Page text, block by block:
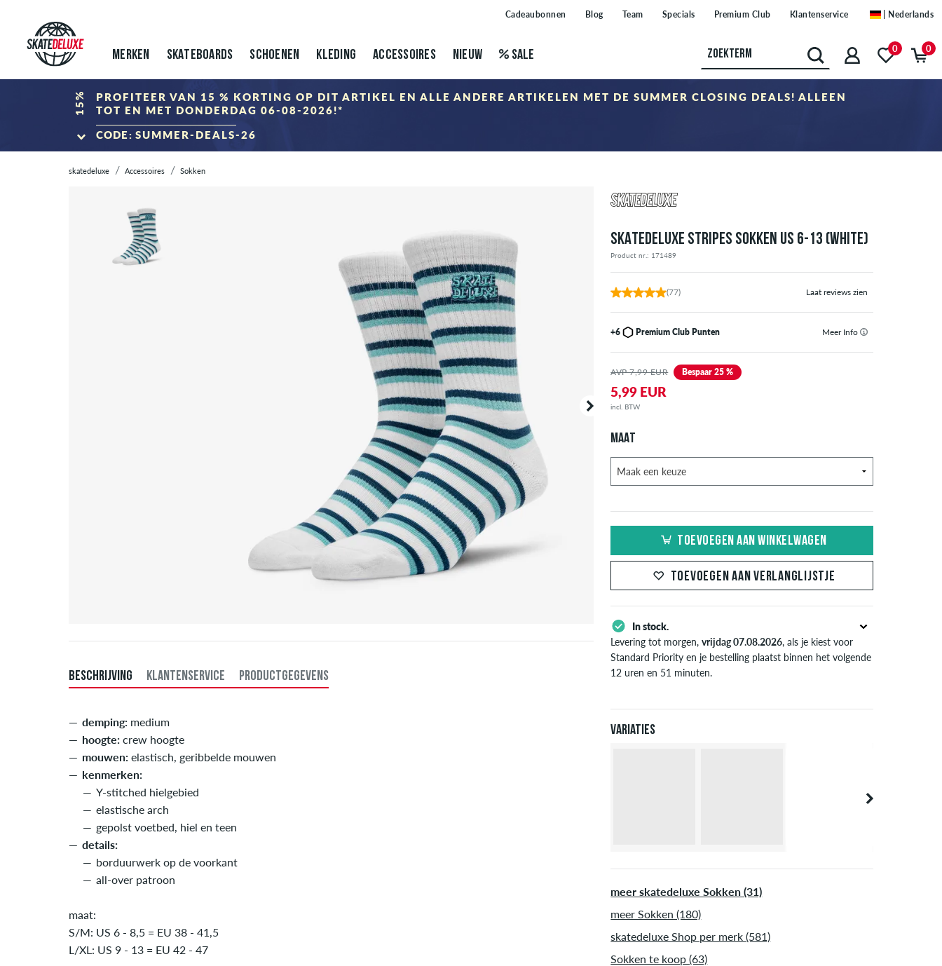
Cadeaubonnen Blog Team Specials Premium Club Klantenservice | Nederlands
MERKEN SKATEBOARDS SCHOENEN KLEDING ACCESSOIRES NIEUW SALE 0 0
15%
PROFITEER VAN 15 % KORTING OP DIT ARTIKEL EN ALLE ANDERE ARTIKELEN MET DE SUMMER CLOSING DEALS! ALLEEN
TOT EN MET DONDERDAG 06-08-2026!*
CODE: SUMMER-DEALS-26
skatedeluxe Accessoires Sokken
SKATEDELUXE STRIPES SOKKEN US 6-13 (WHITE)
Product nr.: 171489
(77) Laat reviews zien
+6 Premium Club Punten Meer Info
AVP 7,99 EUR Bespaar 25 %
5,99 EUR
incl. BTW
MAAT
TOEVOEGEN AAN WINKELWAGEN
TOEVOEGEN AAN VERLANGLIJSTJE
In stock.
Levering tot morgen,vrijdag 07.08.2026, als je kiest voor
Standard Priority en je bestelling plaatst binnen het volgende
12 uren en 51 minuten.
Variaties
BESCHRIJVING KLANTENSERVICE PRODUCTGEGEVENS
demping: medium
hoogte: crew hoogte
mouwen: elastisch, geribbelde mouwen
kenmerken:
Y-stitched hielgebied
elastische arch
gepolst voetbed, hiel en teen
details:
borduurwerk op de voorkant
all-over patroon
maat:
S/M: US 6 - 8,5 = EU 38 - 41,5
L/XL: US 9 - 13 = EU 42 - 47
meer skatedeluxe Sokken (31)
meer Sokken (180)
skatedeluxe Shop per merk (581)
Sokken te koop (63)